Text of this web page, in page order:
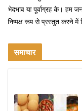
भेदभाव या पूर्वाग्रह के। हम
निष्पक्ष रूप से प्रस्तुत करने में
समाचार